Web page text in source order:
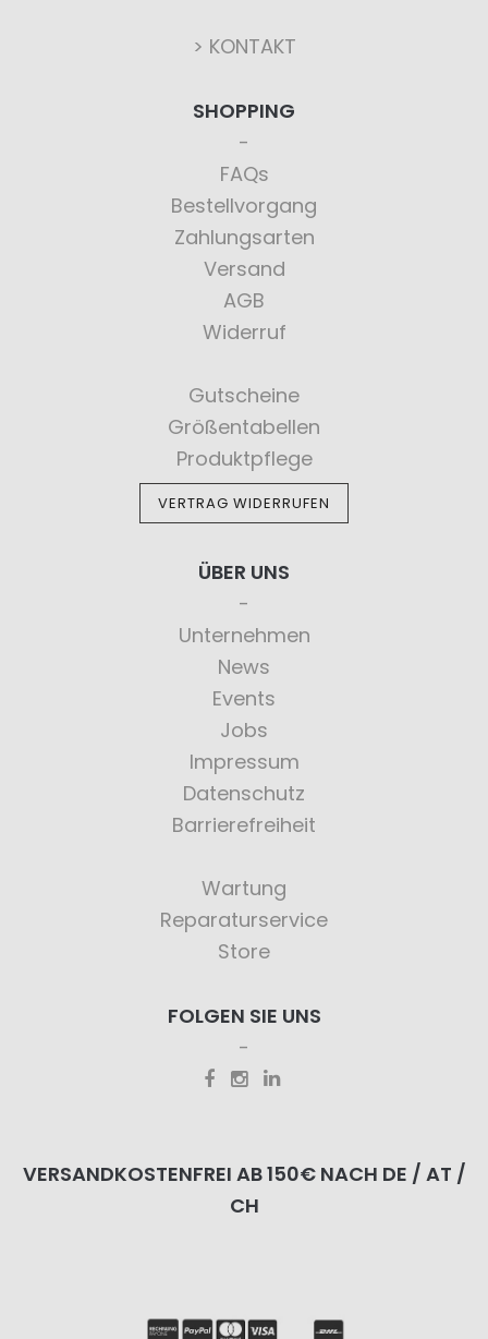
> KONTAKT
SHOPPING
FAQs
Bestellvorgang
Zahlungsarten
Versand
AGB
Widerruf
Gutscheine
Größentabellen
Produktpflege
VERTRAG WIDERRUFEN
ÜBER UNS
Unternehmen
News
Events
Jobs
Impressum
Datenschutz
Barrierefreiheit
Wartung
Reparaturservice
Store
FOLGEN SIE UNS
VERSANDKOSTENFREI AB 150€ NACH DE / AT /
CH